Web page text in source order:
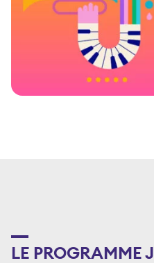
LE PROGRAMME